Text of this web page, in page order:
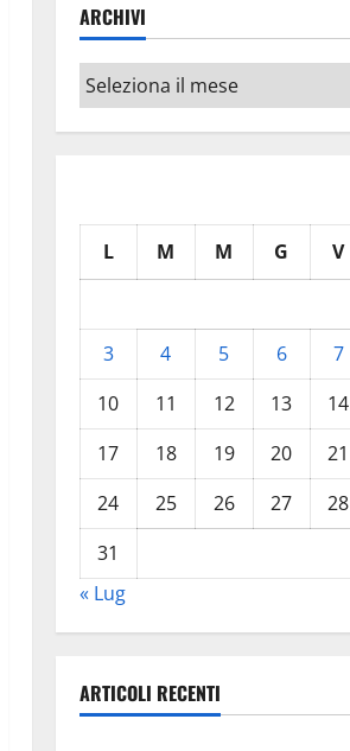
ARCHIVI
Archivi
L M M G V
3
4 5 6 7
10
11 12 13 14
17
18 19 20 21
24
25 26 27 28
31
« Lug
ARTICOLI RECENTI